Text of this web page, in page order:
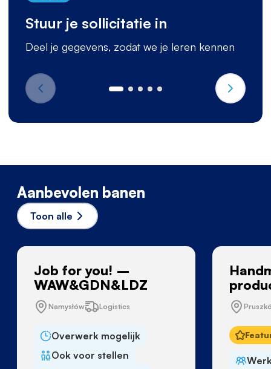
Stuur je sollicitatie in
Deel je gegevens, zodat we je leren kennen
Aanbevolen banen
Toon alle
Job for you! –
WAW&GDN&LDZ
Namysłów Logistics
Overwerk mogelijk
Ook voor stellen